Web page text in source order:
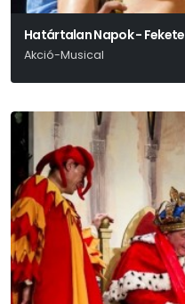
Határtalan Napok - Fekete
Akció-Musical